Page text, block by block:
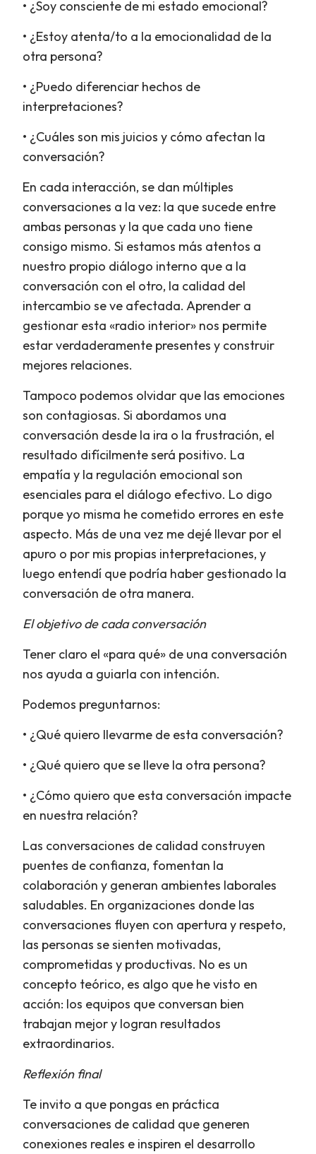
• ¿Soy consciente de mi estado emocional?
• ¿Estoy atenta/to a la emocionalidad de la
otra persona?
• ¿Puedo diferenciar hechos de
interpretaciones?
• ¿Cuáles son mis juicios y cómo afectan la
conversación?
En cada interacción, se dan múltiples
conversaciones a la vez: la que sucede entre
ambas personas y la que cada uno tiene
consigo mismo. Si estamos más atentos a
nuestro propio diálogo interno que a la
conversación con el otro, la calidad del
intercambio se ve afectada. Aprender a
gestionar esta «radio interior» nos permite
estar verdaderamente presentes y construir
mejores relaciones.
Tampoco podemos olvidar que las emociones
son contagiosas. Si abordamos una
conversación desde la ira o la frustración, el
resultado difícilmente será positivo. La
empatía y la regulación emocional son
esenciales para el diálogo efectivo. Lo digo
porque yo misma he cometido errores en este
aspecto. Más de una vez me dejé llevar por el
apuro o por mis propias interpretaciones, y
luego entendí que podría haber gestionado la
conversación de otra manera.
El objetivo de cada conversación
Tener claro el «para qué» de una conversación
nos ayuda a guiarla con intención.
Podemos preguntarnos:
• ¿Qué quiero llevarme de esta conversación?
• ¿Qué quiero que se lleve la otra persona?
• ¿Cómo quiero que esta conversación impacte
en nuestra relación?
Las conversaciones de calidad construyen
puentes de confianza, fomentan la
colaboración y generan ambientes laborales
saludables. En organizaciones donde las
conversaciones fluyen con apertura y respeto,
las personas se sienten motivadas,
comprometidas y productivas. No es un
concepto teórico, es algo que he visto en
acción: los equipos que conversan bien
trabajan mejor y logran resultados
extraordinarios.
Reflexión final
Te invito a que pongas en práctica
conversaciones de calidad que generen
conexiones reales e inspiren el desarrollo